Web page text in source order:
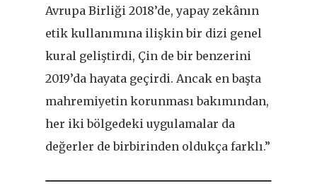
Avrupa Birliği 2018’de, yapay zekânın
etik kullanımına ilişkin bir dizi genel
kural geliştirdi, Çin de bir benzerini
2019’da hayata geçirdi. Ancak en başta
mahremiyetin korunması bakımından,
her iki bölgedeki uygulamalar da
değerler de birbirinden oldukça farklı.”